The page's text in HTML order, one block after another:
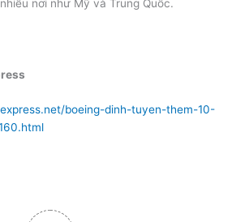
nơi như Mỹ và Trung Quốc.
boeing-dinh-tuyen-them-10-